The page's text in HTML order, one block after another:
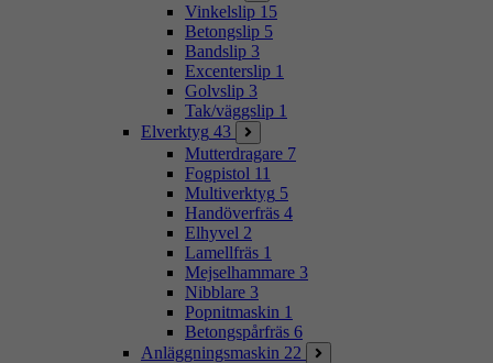
Vinkelslip 15
Betongslip 5
Bandslip 3
Excenterslip 1
Golvslip 3
Tak/väggslip 1
Elverktyg 43
Mutterdragare 7
Fogpistol 11
Multiverktyg 5
Handöverfräs 4
Elhyvel 2
Lamellfräs 1
Mejselhammare 3
Nibblare 3
Popnitmaskin 1
Betongspårfräs 6
Anläggningsmaskin 22